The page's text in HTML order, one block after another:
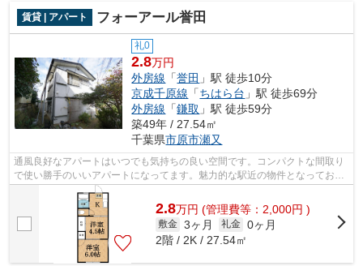
賃貸 | アパート フォーアール誉田
礼0
2.8万円
外房線 「誉田 」駅 徒歩10分
京成千原線 「ちはら台 」駅 徒歩69分
外房線 「鎌取 」駅 徒歩59分
築49年 / 27.54㎡
千葉県市原市瀬又
通風良好なアパートはいつでも気持ちの良い空間です。コンパクトな間取り
で使い勝手のいいアパートになってます。魅力的な駅近の物件となってお
り、駅まで徒歩10分となります。最上階...
2.8万円 (管理費等：2,000円 )
敷金 3ヶ月 礼金 0ヶ月
2階 / 2K / 27.54㎡